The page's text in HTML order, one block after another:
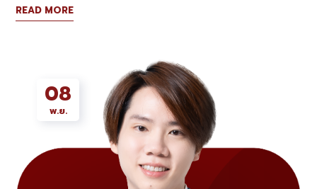
READ MORE
08
พ.ย.